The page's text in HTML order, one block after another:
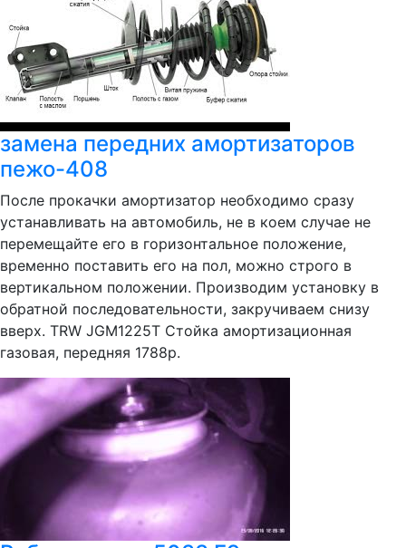
замена передних амортизаторов
пежо-408
После прокачки амортизатор необходимо сразу
устанавливать на автомобиль, не в коем случае не
перемещайте его в горизонтальное положение,
временно поставить его на пол, можно строго в
вертикальном положении. Производим установку в
обратной последовательности, закручиваем снизу
вверх. TRW JGM1225T Стойка амортизационная
газовая, передняя 1788р.